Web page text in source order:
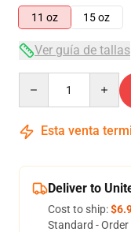
11 oz
15 oz
Ver guía de tallas
Esta venta
Deliver to
Cost to ship:
Standard -